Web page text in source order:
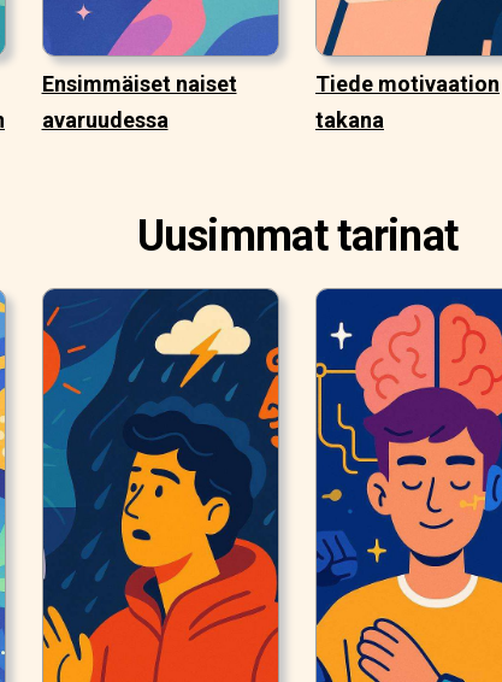
Ensimmäiset naiset
avaruudessa
Tiede motivaation
takana
Uusimmat tarinat